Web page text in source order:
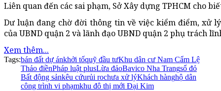
Liên quan đến các sai phạm, Sở Xây dựng TPHCM cho
Dư luận đang chờ đời thông tin về việc kiểm điểm, xử
của UBND quận 2 và lãnh đạo UBND quận 2 phụ trách
Xem thêm...
Tags:bán đất dự ánkhởi tốquỹ đầu tưKhu dân cư Nam Cẩm Lệ
Thảo điềnPháp luật plusLừa đảoBavico Nha Trangsổ đỏ
Bất động sảnkêu cứurủi rochưa xử lýKhách hànghộ dân
công trình vi phạmkhu đô thị mới Đại Kim